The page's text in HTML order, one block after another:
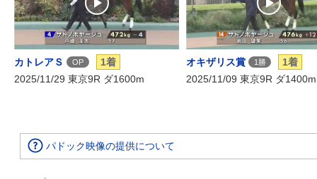
カトレアＳ OP
1着
2025/11/29 東京9R ダ1600m
オキザリス賞 1勝
1着
2025/11/09 東京9R ダ1400m
パドック映像の提供について